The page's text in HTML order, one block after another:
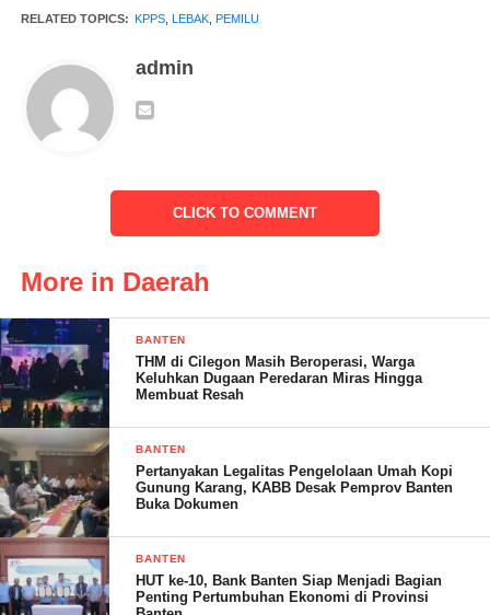
KPPS 02 yang bertempat di RT 02/01 ini berinisiatif untuk
Februari. Sebagai sarana bermunajat kepada Allah SWT, doa
bersama ini menjadi simbol harapan seluruh masyarakat agar
pemilihan umum selain berjalan sukses, juga akan menghasilkan
pemimpin yang bisa membawa Indonesia lebih maju, sejahtera,
“Semoga para anggota KPPS dapat menjalankan tugas dengan
agar dapat bekerja dengan baik dan tetap fokus dan semoga
anggota KPPS dapat menyelenggarakan proses penyelenggaraan
pemilu dengan baik dan berintegritas,” pungkasnya.
(Rudi: Haryanto)
Post Views: 16
RELATED TOPICS: KPPS, LEBAK, PEMILU
admin
CLICK TO COMMENT
More in Daerah
BANTEN
THM di Cilegon Masih Beroperasi, Warga
Keluhkan Dugaan Peredaran Miras Hingga
Membuat Resah
BANTEN
Pertanyakan Legalitas Pengelolaan Umah Kopi
Gunung Karang, KABB Desak Pemprov Banten
Buka Dokumen
BANTEN
HUT ke-10, Bank Banten Siap Menjadi Bagian
Penting Pertumbuhan Ekonomi di Provinsi